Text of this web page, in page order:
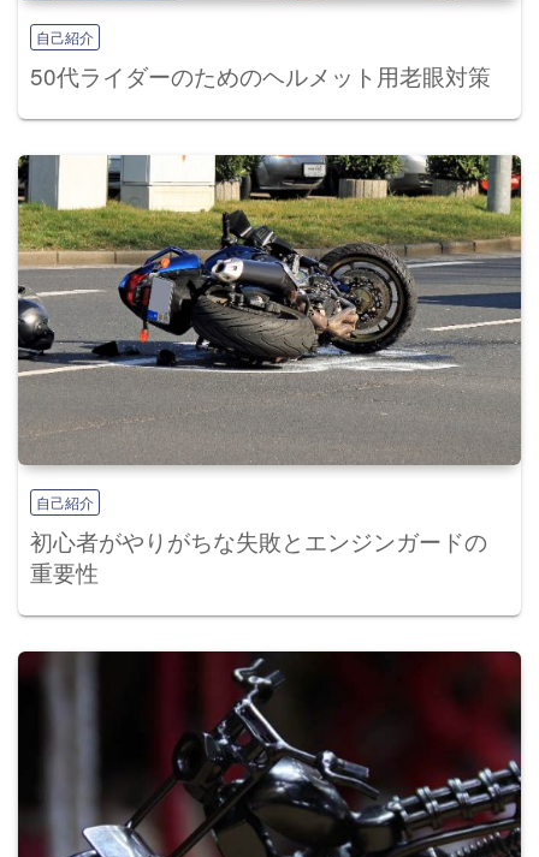
自己紹介
50代ライダーのためのヘルメット用老眼対策
自己紹介
初心者がやりがちな失敗とエンジンガードの
重要性